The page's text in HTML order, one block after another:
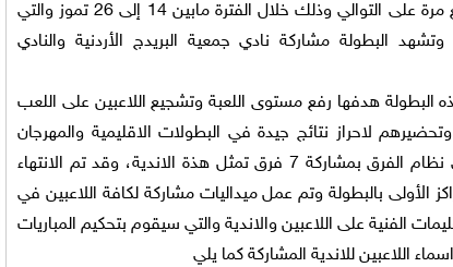
ينظم اتحاد البريدج بطولة الأندية والتي تقام لرابع مرة على التوالي وذلك خلال الفترة مابين 14 إلى 26 تموز والتي
البطولة مشاركة نادي جمعية البريدج الأردنية والنادي
البطولة هدفها رفع مستوى اللعبة وتشجيع اللاعبين على اللعب
لاحراز نتائج جيدة في البطولات الاقليمية والمهرجان
الاردني الدولي . وستكون منافسات البطولة على نظام الفرق بمشاركة 7 فرق تمثل هذة الاندية، وقد تم الانتهاء
الأولى بالبطولة وتم عمل ميداليات مشاركة لكافة اللاعبين في
الفنية على اللاعبين والاندية والتي سيقوم بتحكيم المباريات
اللاعبين للاندية المشاركة كما يلي